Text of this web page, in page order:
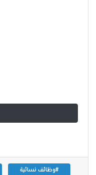
#وظائف نسائية